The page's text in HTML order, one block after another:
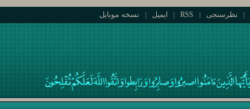
| نظرسنجی |
RSS
| ایمیل | نسخه موبایل